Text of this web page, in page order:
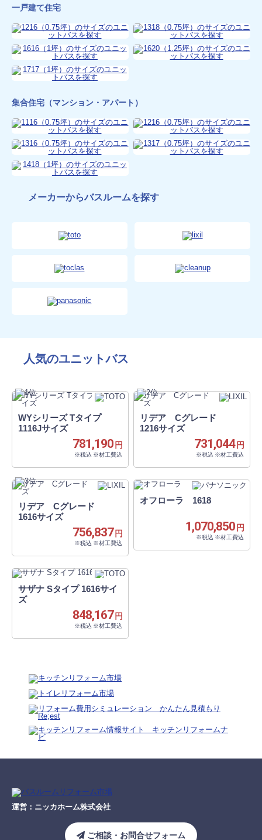
一戸建て住宅
集合住宅（マンション・アパート）
メーカーからバスルームを探す
人気のユニットバス
WYシリーズ Tタイプ
1116Jサイズ
781,190 円
※税込 ※材工費込
リデア Cグレード
1216サイズ
731,044 円
※税込 ※材工費込
リデア Cグレード
1616サイズ
756,837 円
※税込 ※材工費込
オフローラ 1618
1,070,850 円
※税込 ※材工費込
サザナ Sタイプ 1616サイ
ズ
848,167 円
※税込 ※材工費込
運営：ニッカホーム株式会社
ご相談・お問合せフォーム